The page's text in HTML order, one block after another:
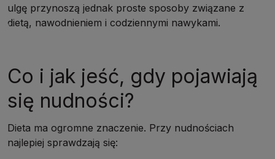
ulgę przynoszą jednak proste sposoby związane z
dietą, nawodnieniem i codziennymi nawykami.
Co i jak jeść, gdy pojawiają
się nudności?
Dieta ma ogromne znaczenie. Przy nudnościach
najlepiej sprawdzają się: